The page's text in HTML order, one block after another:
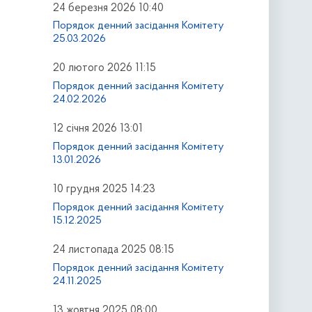
24 березня 2026 10:40
Порядок денний засідання Комітету
25.03.2026
20 лютого 2026 11:15
Порядок денний засідання Комітету
24.02.2026
12 січня 2026 13:01
Порядок денний засідання Комітету
13.01.2026
10 грудня 2025 14:23
Порядок денний засідання Комітету
15.12.2025
24 листопада 2025 08:15
Порядок денний засідання Комітету
24.11.2025